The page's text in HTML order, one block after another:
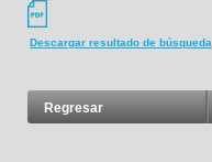
Descargar resultado de búsqueda
Regresar